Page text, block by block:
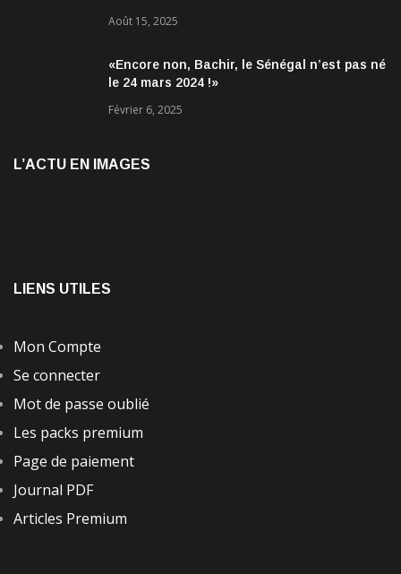
encourageantes
Août 15, 2025
«Encore non, Bachir, le Sénégal n’est pas né
le 24 mars 2024 !»
Février 6, 2025
L’ACTU EN IMAGES
LIENS UTILES
Mon Compte
Se connecter
Mot de passe oublié
Les packs premium
Page de paiement
Journal PDF
Articles Premium